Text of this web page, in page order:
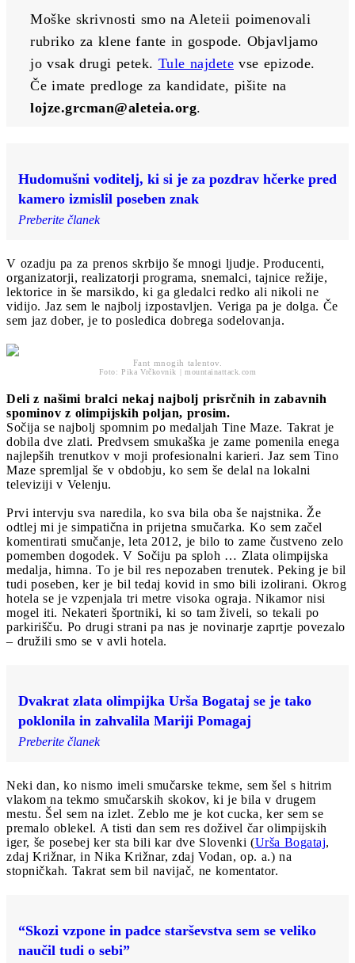
Moške skrivnosti smo na Aleteii poimenovali
rubriko za klene fante in gospode. Objavljamo
jo vsak drugi petek. Tule najdete vse epizode.
lojze.grcman@aleteia.org.
Hudomušni voditelj, ki si je za pozdrav hčerke pred
kamero izmislil poseben znak
Preberite članek
V ozadju pa za prenos skrbijo še mnogi ljudje. Producenti,
organizatorji, realizatorji programa, snemalci, tajnice režije,
lektorice in še marsikdo, ki ga gledalci redko ali nikoli ne
vidijo. Jaz sem le najbolj izpostavljen. Veriga pa je dolga. Če
sem jaz dober, je to posledica dobrega sodelovanja.
Fant mnogih talentov.
Foto: Pika Vrčkovnik | mountainattack.com
Deli z našimi bralci nekaj najbolj prisrčnih in zabavnih
spominov z olimpijskih poljan, prosim.
Sočija se najbolj spomnim po medaljah Tine Maze. Takrat je
dobila dve zlati. Predvsem smukaška je zame pomenila enega
najlepših trenutkov v moji profesionalni karieri. Jaz sem Tino
Maze spremljal še v obdobju, ko sem še delal na lokalni
televiziji v Velenju.
Prvi intervju sva naredila, ko sva bila oba še najstnika. Že
odtlej mi je simpatična in prijetna smučarka. Ko sem začel
komentirati smučanje, leta 2012, je bilo to zame čustveno zelo
pomemben dogodek. V Sočiju pa sploh … Zlata olimpijska
medalja, himna. To je bil res nepozaben trenutek. Peking je bil
tudi poseben, ker je bil tedaj kovid in smo bili izolirani. Okrog
hotela se je vzpenjala tri metre visoka ograja. Nikamor nisi
mogel iti. Nekateri športniki, ki so tam živeli, so tekali po
parkirišču. Po drugi strani pa nas je novinarje zaprtje povezalo
– družili smo se v avli hotela.
Dvakrat zlata olimpijka Urša Bogataj se je tako
poklonila in zahvalila Mariji Pomagaj
Preberite članek
Neki dan, ko nismo imeli smučarske tekme, sem šel s hitrim
vlakom na tekmo smučarskih skokov, ki je bila v drugem
mestu. Šel sem na izlet. Zeblo me je kot cucka, ker sem se
premalo oblekel. A tisti dan sem res doživel čar olimpijskih
iger, še posebej ker sta bili kar dve Slovenki (Urša Bogataj,
zdaj Križnar, in Nika Križnar, zdaj Vodan, op. a.) na
stopničkah. Takrat sem bil navijač, ne komentator.
“Skozi vzpone in padce starševstva sem se veliko
naučil tudi o sebi”